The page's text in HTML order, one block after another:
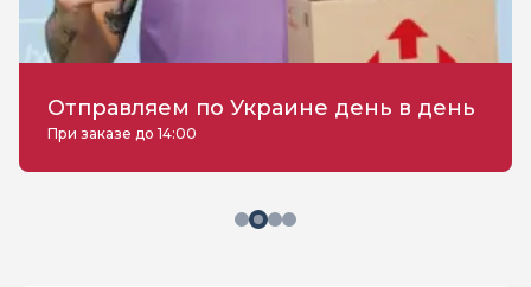
Отправляем по Украине день в день
При заказе до 14:00